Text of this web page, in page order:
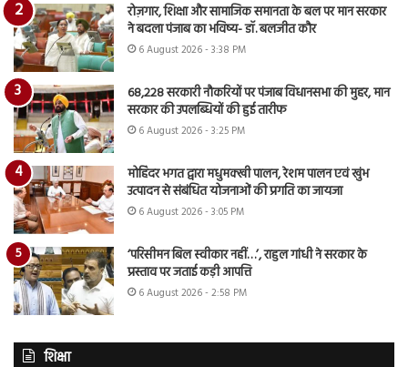
रोज़गार, शिक्षा और सामाजिक समानता के बल पर मान सरकार
ने बदला पंजाब का भविष्य- डॉ. बलजीत कौर
6 August 2026 - 3:38 PM
68,228 सरकारी नौकरियों पर पंजाब विधानसभा की मुहर, मान
सरकार की उपलब्धियों की हुई तारीफ
6 August 2026 - 3:25 PM
मोहिंदर भगत द्वारा मधुमक्खी पालन, रेशम पालन एवं खुंभ
उत्पादन से संबंधित योजनाओं की प्रगति का जायजा
6 August 2026 - 3:05 PM
‘परिसीमन बिल स्वीकार नहीं…’, राहुल गांधी ने सरकार के
प्रस्ताव पर जताई कड़ी आपत्ति
6 August 2026 - 2:58 PM
शिक्षा